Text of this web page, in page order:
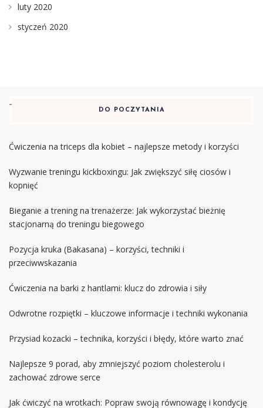
luty 2020
styczeń 2020
DO POCZYTANIA
Ćwiczenia na triceps dla kobiet – najlepsze metody i korzyści
Wyzwanie treningu kickboxingu: Jak zwiększyć siłę ciosów i
kopnięć
Bieganie a trening na trenażerze: Jak wykorzystać bieżnię
stacjonarną do treningu biegowego
Pozycja kruka (Bakasana) – korzyści, techniki i
przeciwwskazania
Ćwiczenia na barki z hantlami: klucz do zdrowia i siły
Odwrotne rozpiętki – kluczowe informacje i techniki wykonania
Przysiad kozacki – technika, korzyści i błędy, które warto znać
Najlepsze 9 porad, aby zmniejszyć poziom cholesterolu i
zachować zdrowe serce
Jak ćwiczyć na wrotkach: Popraw swoją równowagę i kondycję